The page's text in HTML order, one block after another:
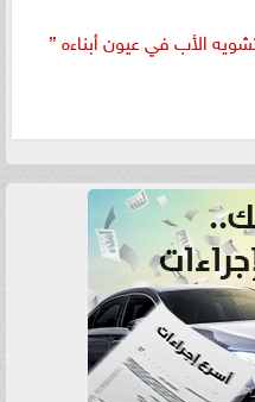
الأب في عيون أبناءه ”